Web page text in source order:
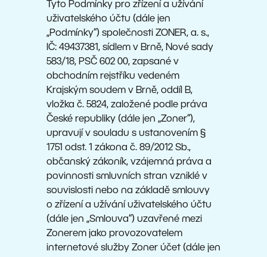
Tyto Podmínky pro zřízení a užívání
uživatelského účtu (dále jen
„Podmínky“) společnosti ZONER, a. s.,
IČ: 49437381, sídlem v Brně, Nové sady
583/18, PSČ 602 00, zapsané v
obchodním rejstříku vedeném
Krajským soudem v Brně, oddíl B,
vložka č. 5824, založené podle práva
České republiky (dále jen „Zoner“),
upravují v souladu s ustanovením §
1751 odst. 1 zákona č. 89/2012 Sb.,
občanský zákoník, vzájemná práva a
povinnosti smluvních stran vzniklé v
souvislosti nebo na základě smlouvy
o zřízení a užívání uživatelského účtu
(dále jen „Smlouva“) uzavřené mezi
Zonerem jako provozovatelem
internetové služby Zoner účet (dále jen